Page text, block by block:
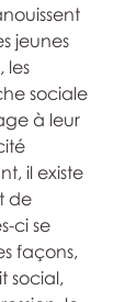
jeunes
les
sociale
à leur
il existe
de
ci se
façons,
social,